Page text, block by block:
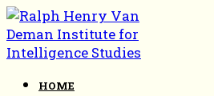
Skip
to
content
HOME